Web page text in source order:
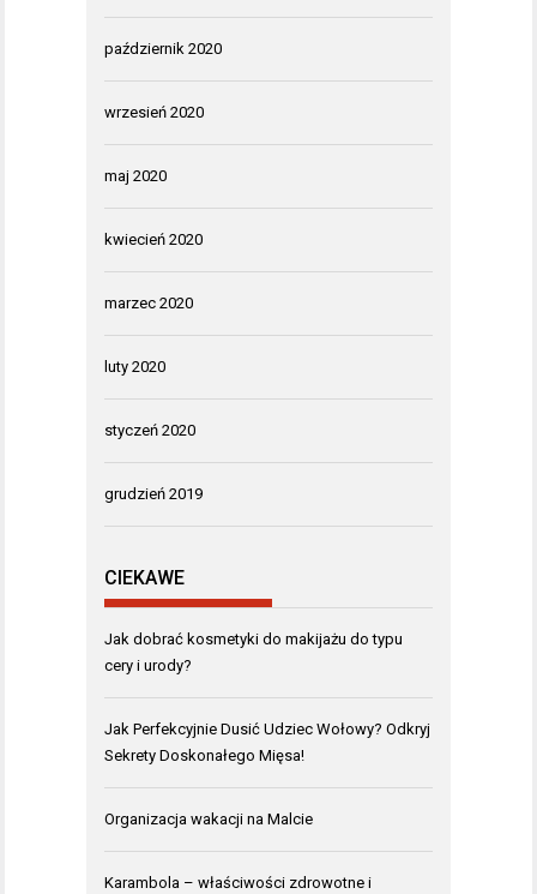
październik 2020
wrzesień 2020
maj 2020
kwiecień 2020
marzec 2020
luty 2020
styczeń 2020
grudzień 2019
CIEKAWE
Jak dobrać kosmetyki do makijażu do typu
cery i urody?
Jak Perfekcyjnie Dusić Udziec Wołowy? Odkryj
Sekrety Doskonałego Mięsa!
Organizacja wakacji na Malcie
Karambola – właściwości zdrowotne i